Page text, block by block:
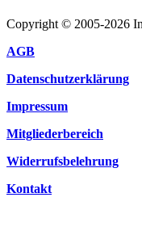
Copyright © 2005-2026
AGB
Datenschutzerklärung
Impressum
Mitgliederbereich
Widerrufsbelehrung
Kontakt